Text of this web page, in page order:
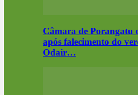
Câmara de Porangatu
após falecimento do
Odair…